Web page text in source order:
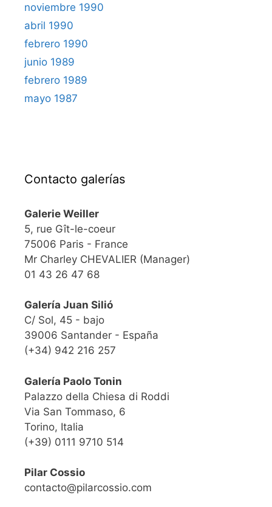
noviembre 1990
abril 1990
febrero 1990
junio 1989
febrero 1989
mayo 1987
Contacto galerías
Galerie Weiller
5, rue Gît-le-coeur
75006 Paris - France
Mr Charley CHEVALIER (Manager)
01 43 26 47 68
Galería Juan Silió
C/ Sol, 45 - bajo
39006 Santander - España
(+34) 942 216 257
Galería Paolo Tonin
Palazzo della Chiesa di Roddi
Via San Tommaso, 6
Torino, Italia
(+39) 0111 9710 514
Pilar Cossio
contacto@pilarcossio.com